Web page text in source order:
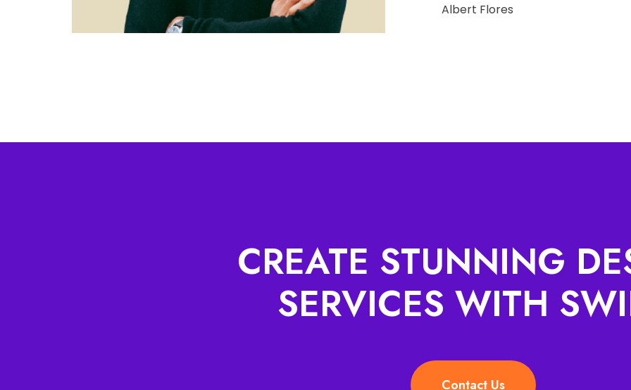
Albert Flores
CREATE STUNNING
SERVICES WITH
Contact Us